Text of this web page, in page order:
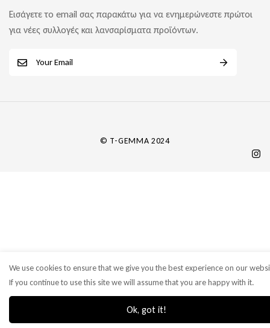
Εισάγετε το email σας παρακάτω για να ενημερώνεστε πρώτοι
για νέες συλλογές και λανσαρίσματα προϊόντων.
© T-GEMMA 2024
We use cookies to ensure that we give you the best experience on our
If you continue to use this site we will assume that you are happy with it.
Ok, got it!
0